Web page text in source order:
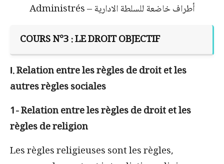
Administrés –أطراف خاضعة للسلطة الادارية
COURS N°3 : LE DROIT OBJECTIF
Ι. Relation entre les règles de droit et les
autres règles sociales
1- Relation entre les règles de droit et les
règles de religion
Les règles religieuses sont les règles,